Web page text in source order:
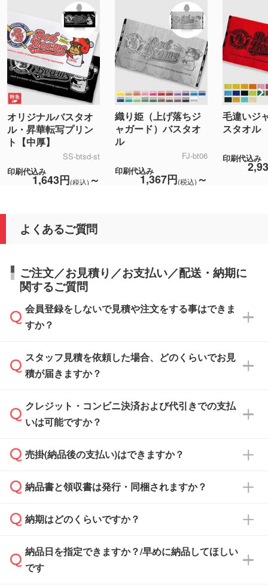
オリジナルバスタオ
ル・昇華転写プリン
ト【中厚】
SS-btsd-st
印刷代込み
1,643円(税込) ～
織り姫（上げ落ちジ
ャガード）バスタオ
ル
FJ-bt06
印刷代込み
1,367円(税込) ～
毛違いジ
スタオル
印刷代込み
よくあるご質問
ご注文／お見積り／お支払い／配送・納期に
関するご質問
会員登録をしないで見積や注文をする事はできま
すか？
可能です。見積・注文フォームにて『ゲストの
まま進む』ボタンからお進みのうえ、ご依頼く
スタッフ見積を依頼した場合、どのくらいでお見
積が届きますか？
通常、翌営業日までにお送りしております。混
雑状況によっては、お時間をいただくこともご
依頼いただいた場合は、翌営業日以降のご連絡
クレジット・コンビニ決済および代引きでの支払
いは可能ですか？
銀行振込のみのご対応となります。
売掛(納品後の支払い)はできますか？
基本的には先入金をお願いしておりますが、自
どの場合は、月末締め翌月末払いに対応可能で
また、卒業・卒園記念品で対策委員会や個人様
納品書と領収書は発行・同梱されますか？
納品書・領収書は ご依頼をいただいた場合の
ず、通常はPDFデータをメール添付でお送りし
ます。
納期はどのくらいですか？
・印刷する場合(500個程度)
ご入金、イメージ画像の校了から約2週間～2
納品日を指定できますか？/早めに納品してほしい
です